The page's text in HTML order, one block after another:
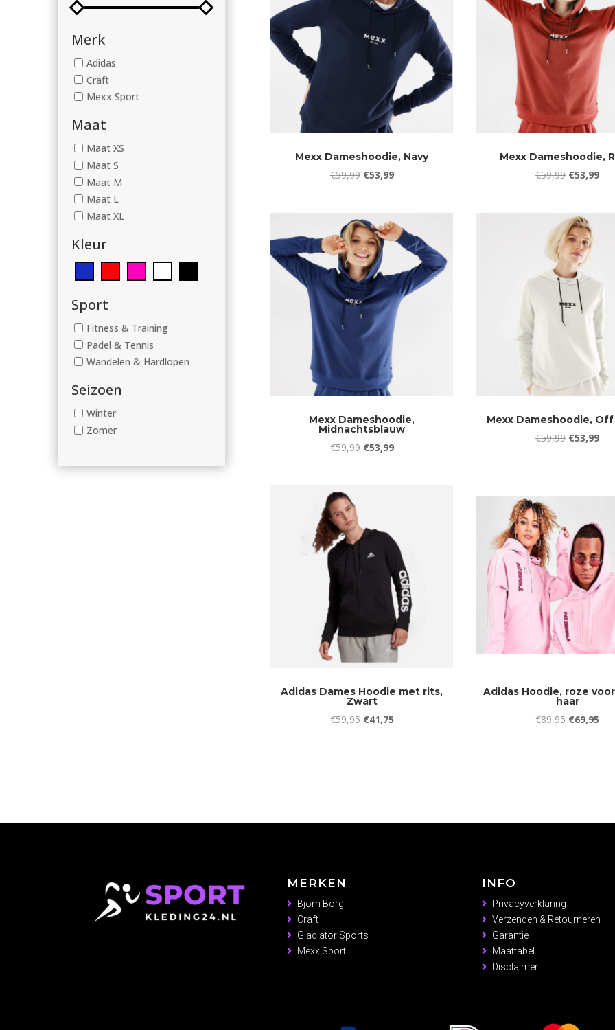
Merk
Adidas
Craft
Mexx Sport
Maat
Maat XS
Maat S
Maat M
Maat L
Maat XL
Kleur
Sport
Fitness & Training
Padel & Tennis
Wandelen & Hardlopen
Seizoen
Winter
Zomer
Mexx Dameshoodie, Navy
€59,99 Oorspronkelijke
€59,99.
€53,99Huidige
€53,99.
Mexx Dameshoodie,
€59,99
€59,99.
€53,99
is:
Mexx Dameshoodie,
Midnachtsblauw
€59,99 Oorspronkelijke
€53,99Huidige
Mexx Dameshoodie,
€59,99 €53,99
Adidas Dames Hoodie met rits,
Zwart
€59,95 Oorspronkelijke
€41,75Huidige
Adidas Hoodie, roze
haar
€89,95 €69,95
MERKEN
Björn Borg
Craft
Gladiator Sports
Mexx Sport
INFO
Privacyverklaring
Verzenden & Retourneren
Garantie
Maattabel
Disclaimer